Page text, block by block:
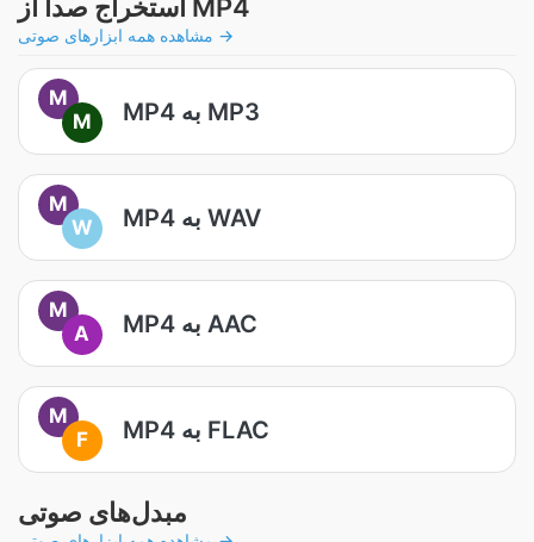
استخراج صدا از MP4
مشاهده همه ابزارهای صوتی →
M
M
MP4 به MP3
M
W
MP4 به WAV
M
A
MP4 به AAC
M
F
MP4 به FLAC
مبدل‌های صوتی